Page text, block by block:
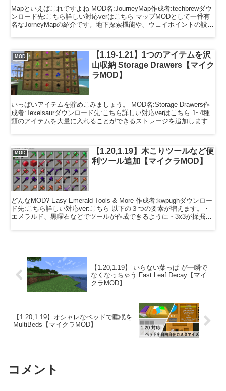
Mapといえばこれですよね MOD名:JourneyMap作成者:techbrewダウ
ンロード先:こちら詳しい対応verはこちら マップMODとして一番有
名なJorneyMapの紹介です。地下探索機能や、ウェイポイントの設定
MOD
【1.19-1.21】1つのアイテムを沢
山収納 Storage Drawers【マイク
ラMOD】
いっぱいアイテムを貯めこみましょう。 MOD名:Storage Drawers作
成者:Texelsaurダウンロード先:こちら詳しい対応verはこちら 1~4種
類のアイテムを大量に入れることができるストレージを追加します。
MOD
【1.20,1.19】木こりツールなど便
利ツール追加【マイクラMOD】
どんなMOD? Easy Emerald Tools & More 作成者:kwpughダウンロー
ド先:こちら詳しい対応ver:こちら 以下の３つの要素が増えます。・
エメラルド、黒曜石などでツールが作成できるように・3x3が採掘で
【1.20,1.19】”いらない葉っぱ”が一瞬で
なくなっちゃう Fast Leaf Decay【マイ
クラMOD】
【1.20,1.19】オシャレなベッドで睡眠を
MultiBeds【マイクラMOD】
コメント